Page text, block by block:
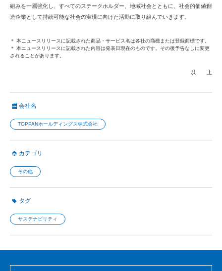
組みを一層強化し、すべてのステークホルダー、地域社会とともに、社会的価値創
造企業として持続可能な社会の実現に向けた活動に取り組んでいきます。
＊ 本ニュースリリースに記載された商品・サービス名は各社の商標または登録商標です。
＊ 本ニュースリリースに記載された内容は発表日現在のものです。その後予告なしに変更
されることがあります。
以 上
会社名
TOPPANホールディングス株式会社
カテゴリ
その他
タグ
サステナビリティ